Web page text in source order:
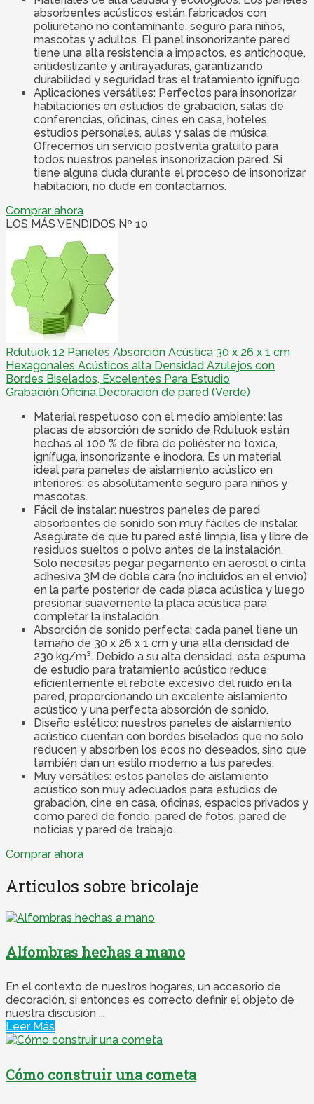
absorbentes acústicos están fabricados con
poliuretano no contaminante, seguro para niños,
mascotas y adultos. El panel insonorizante pared
tiene una alta resistencia a impactos, es antichoque,
antideslizante y antirayaduras, garantizando
durabilidad y seguridad tras el tratamiento ignífugo.
Aplicaciones versátiles: Perfectos para insonorizar
habitaciones en estudios de grabación, salas de
conferencias, oficinas, cines en casa, hoteles,
estudios personales, aulas y salas de música.
Ofrecemos un servicio postventa gratuito para
todos nuestros paneles insonorizacion pared. Si
tiene alguna duda durante el proceso de insonorizar
habitacion, no dude en contactarnos.
Comprar ahora
LOS MÁS VENDIDOS Nº 10
Rdutuok 12 Paneles Absorción Acústica 30 x 26 x 1 cm
Hexagonales Acústicos alta Densidad Azulejos con
Bordes Biselados, Excelentes Para Estudio
Grabación,Oficina,Decoración de pared (Verde)
Material respetuoso con el medio ambiente: las
placas de absorción de sonido de Rdutuok están
hechas al 100 % de fibra de poliéster no tóxica,
ignífuga, insonorizante e inodora. Es un material
ideal para paneles de aislamiento acústico en
interiores; es absolutamente seguro para niños y
mascotas.
Fácil de instalar: nuestros paneles de pared
absorbentes de sonido son muy fáciles de instalar.
Asegúrate de que tu pared esté limpia, lisa y libre de
residuos sueltos o polvo antes de la instalación.
Solo necesitas pegar pegamento en aerosol o cinta
adhesiva 3M de doble cara (no incluidos en el envío)
en la parte posterior de cada placa acústica y luego
presionar suavemente la placa acústica para
completar la instalación.
Absorción de sonido perfecta: cada panel tiene un
tamaño de 30 x 26 x 1 cm y una alta densidad de
230 kg/m³. Debido a su alta densidad, esta espuma
de estudio para tratamiento acústico reduce
eficientemente el rebote excesivo del ruido en la
pared, proporcionando un excelente aislamiento
acústico y una perfecta absorción de sonido.
Diseño estético: nuestros paneles de aislamiento
acústico cuentan con bordes biselados que no solo
reducen y absorben los ecos no deseados, sino que
también dan un estilo moderno a tus paredes.
Muy versátiles: estos paneles de aislamiento
acústico son muy adecuados para estudios de
grabación, cine en casa, oficinas, espacios privados y
como pared de fondo, pared de fotos, pared de
noticias y pared de trabajo.
Comprar ahora
Artículos sobre bricolaje
Alfombras hechas a mano
En el contexto de nuestros hogares, un accesorio de
decoración, si entonces es correcto definir el objeto de
nuestra discusión ...
Leer Más
Cómo construir una cometa